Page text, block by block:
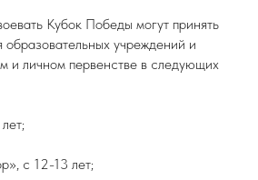
Кубок Победы могут принять
учреждений и
и личном первенстве в следующих
с 12-13 лет;